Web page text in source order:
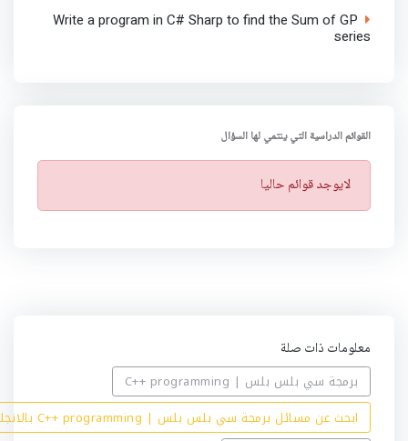
Write a program in C# Sharp to find the Sum of GP
series
القوائم الدراسية التي ينتمي لها السؤال
ت
ن
لايوجد قوائم حاليا
معلومات ذات صلة
برمجة سي بلس بلس | C++ programming
ابحث عن مسائل برمجة سي بلس بلس | C++ programming بالانجليزي